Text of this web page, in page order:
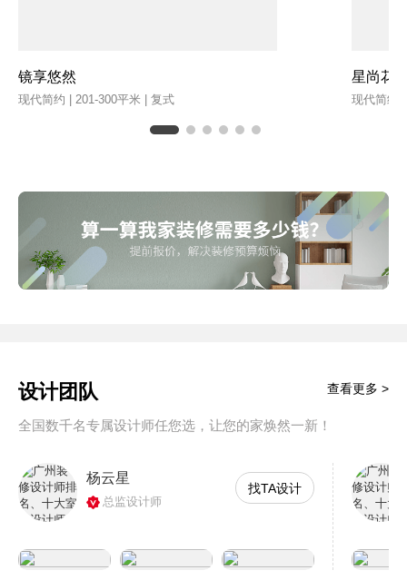
镜享悠然
现代简约 | 201-300平米 | 复式
星尚花
现代简约
设计团队
全国数千名专属设计师任您选，让您的家焕然一新！
查看更多 >
杨云星
总监设计师
找TA设计